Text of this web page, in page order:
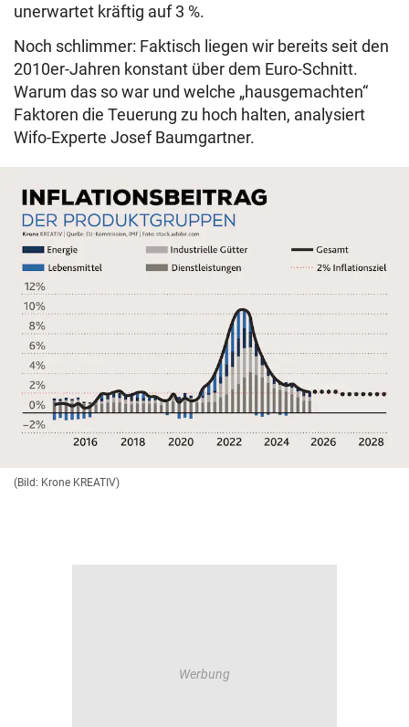
unerwartet kräftig auf 3 %.
Noch schlimmer: Faktisch liegen wir bereits seit den
2010er-Jahren konstant über dem Euro-Schnitt.
Warum das so war und welche „hausgemachten“
Faktoren die Teuerung zu hoch halten, analysiert
Wifo-Experte Josef Baumgartner.
(Bild: Krone KREATIV)